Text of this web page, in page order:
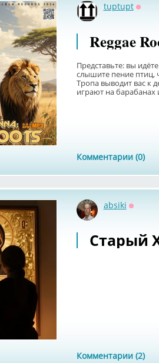
tuptupt
Reggae
Представьте: вы
слышите пение птиц,
Тропа выводит вас к
играют на барабанах
Комментарии (0)
absiki
Старый
Комментарии (2)